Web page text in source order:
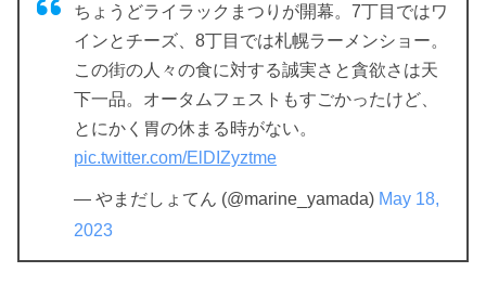
ちょうどライラックまつりが開幕。7丁目ではワ
インとチーズ、8丁目では札幌ラーメンショー。
この街の人々の食に対する誠実さと貪欲さは天
下一品。オータムフェストもすごかったけど、
とにかく胃の休まる時がない。
pic.twitter.com/ElDIZyztme
— やまだしょてん (@marine_yamada) May 18,
2023